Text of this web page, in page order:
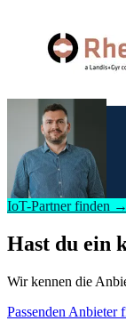
IoT-Partner finden →
Hast du ein
Wir kennen die
Passenden Anbieter